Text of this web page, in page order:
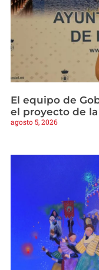
El equipo de
el proyecto de la
agosto 5, 2026